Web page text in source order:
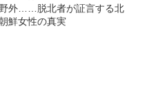
野外……脱北者が証言する北
鮮女性の真実